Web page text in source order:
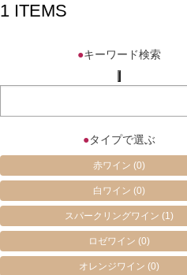
1 ITEMS
●キーワード検索
●タイプで選ぶ
赤ワイン(0)
白ワイン(0)
スパークリングワイン(1)
ロゼワイン(0)
オレンジワイン(0)